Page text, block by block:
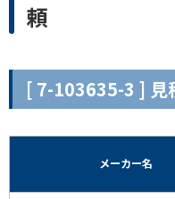
頼
[ 7-103635-3 ] 見
メーカー名